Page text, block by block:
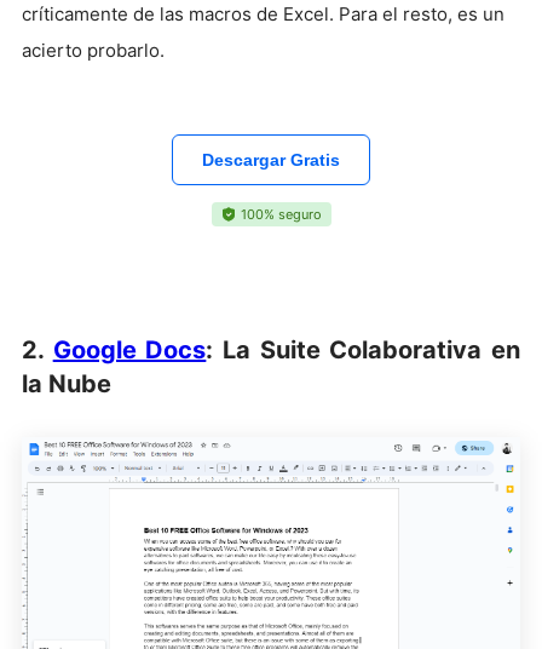
críticamente de las macros de Excel. Para el resto, es un
acierto probarlo.
Descargar Gratis
100% seguro
2. Google Docs: La Suite Colaborativa en
la Nube